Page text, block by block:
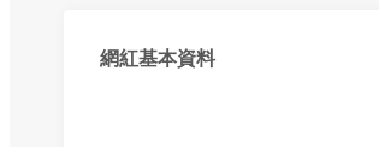
網紅基本資料